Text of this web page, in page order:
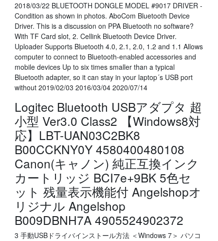
2018/03/22 BLUETOOTH DONGLE MODEL #9017 DRIVER -
Condition as shown in photos. AboCom Bluetooth Device
Driver. This is a discussion on PPA Bluetooth no software?
With TF Card slot, 2. Cellink Bluetooth Device Driver.
Uploader Supports Bluetooth 4.0, 2.1, 2.0, 1.2 and 1.1 Allows
computer to connect to Bluetooth-enabled accessories and
mobile devices Up to six times smaller than a typical
Bluetooth adapter, so it can stay in your laptop´s USB port
without 2019/02/03 2016/03/04 2020/07/14
Logitec Bluetooth USBアダプタ 超
小型 Ver3.0 Class2 【Windows8対
応】LBT-UAN03C2BK8
B00CCKNY0Y 4580400480108
Canon(キャノン) 純正互換インク
カートリッジ BCI7e+9BK 5色セ
ット 残量表示機能付 Angelshopオ
リジナル Angelshop
B009DBNH7A 4905524902372
3 手動USBドライバインストール方法 ＜Windows 7＞ パソコ